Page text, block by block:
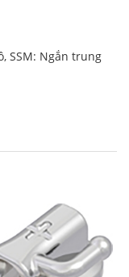
SSM: Ngắn trung